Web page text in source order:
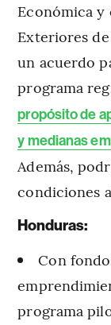
Económica y
Exteriores
un acuerdo
programa
propósito de
y medianas
Además,
condiciones
Honduras:
Con
programa